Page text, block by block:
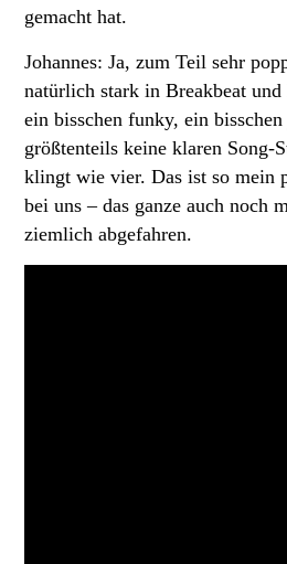
gemacht hat.
Johannes: Ja, zum Teil sehr
natürlich stark in Breakbeat
ein bisschen funky, ein
größtenteils keine klaren Song-
klingt wie vier. Das ist so mein
bei uns – das ganze auch noch
ziemlich abgefahren.